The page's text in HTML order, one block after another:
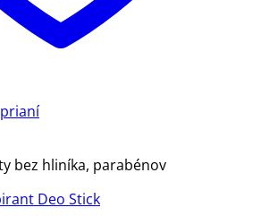
bez hliníka, parabénov
Deo Stick